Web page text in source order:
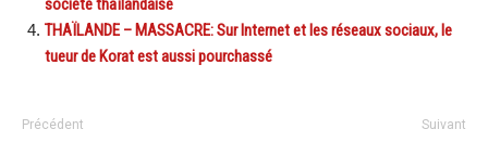
société thaïlandaise
THAÏLANDE – MASSACRE: Sur Internet et les réseaux sociaux, le
tueur de Korat est aussi pourchassé
Précédent Suivant